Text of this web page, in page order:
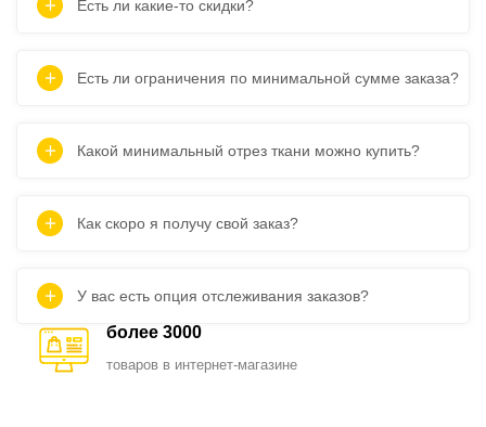
Есть ли какие-то скидки?
Есть ли ограничения по минимальной сумме заказа?
Какой минимальный отрез ткани можно купить?
Как скоро я получу свой заказ?
У вас есть опция отслеживания заказов?
более 3000
товаров в интернет-магазине